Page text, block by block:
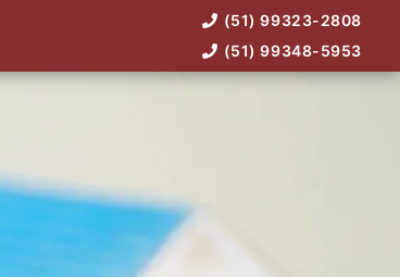
(51) 99323-2808
(51) 99348-5953